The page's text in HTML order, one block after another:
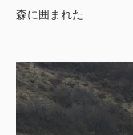
森に囲まれた